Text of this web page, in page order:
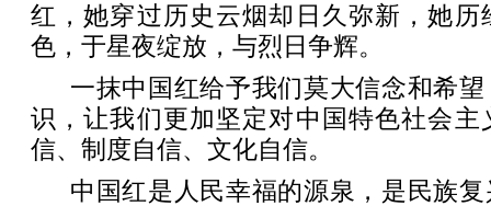
红，她穿过历史云烟却日久弥新，她历
色，于星夜绽放，与烈日争辉。
一抹中国红给予我们莫大信念和希
识，让我们更加坚定对中国特色社会主
信、制度自信、文化自信。
中国红是人民幸福的源泉，是民族